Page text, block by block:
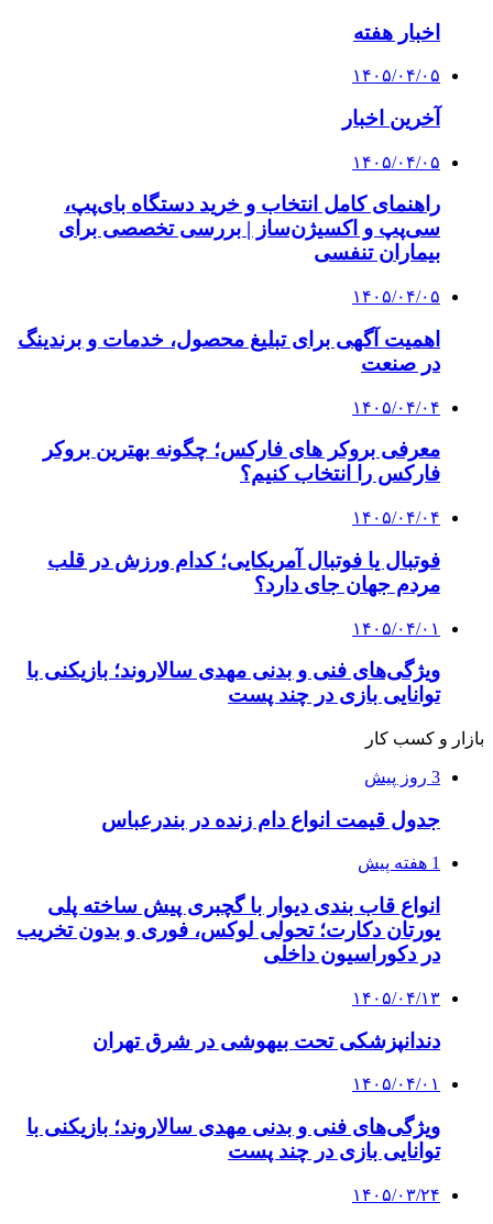
اخبار هفته
۱۴۰۵/۰۴/۰۵
آخرین اخبار
۱۴۰۵/۰۴/۰۵
راهنمای کامل انتخاب و خرید دستگاه بای‌پپ،
سی‌پپ و اکسیژن‌ساز | بررسی تخصصی برای
بیماران تنفسی
۱۴۰۵/۰۴/۰۵
اهمیت آگهی برای تبلیغ محصول، خدمات و برندینگ
در صنعت
۱۴۰۵/۰۴/۰۴
معرفی بروکر های فارکس؛ چگونه بهترین بروکر
فارکس را انتخاب کنیم؟
۱۴۰۵/۰۴/۰۴
فوتبال یا فوتبال آمریکایی؛ کدام ورزش در قلب
مردم جهان جای دارد؟
۱۴۰۵/۰۴/۰۱
ویژگی‌های فنی و بدنی مهدی سالاروند؛ بازیکنی با
توانایی بازی در چند پست
بازار و کسب کار
3 روز پیش
جدول قیمت انواع دام زنده در بندرعباس
1 هفته پیش
انواع قاب بندی دیوار با گچبری پیش ساخته پلی
یورتان دکارت؛ تحولی لوکس، فوری و بدون تخریب
در دکوراسیون داخلی
۱۴۰۵/۰۴/۱۳
دندانپزشکی تحت بیهوشی در شرق تهران
۱۴۰۵/۰۴/۰۱
ویژگی‌های فنی و بدنی مهدی سالاروند؛ بازیکنی با
توانایی بازی در چند پست
۱۴۰۵/۰۳/۲۴